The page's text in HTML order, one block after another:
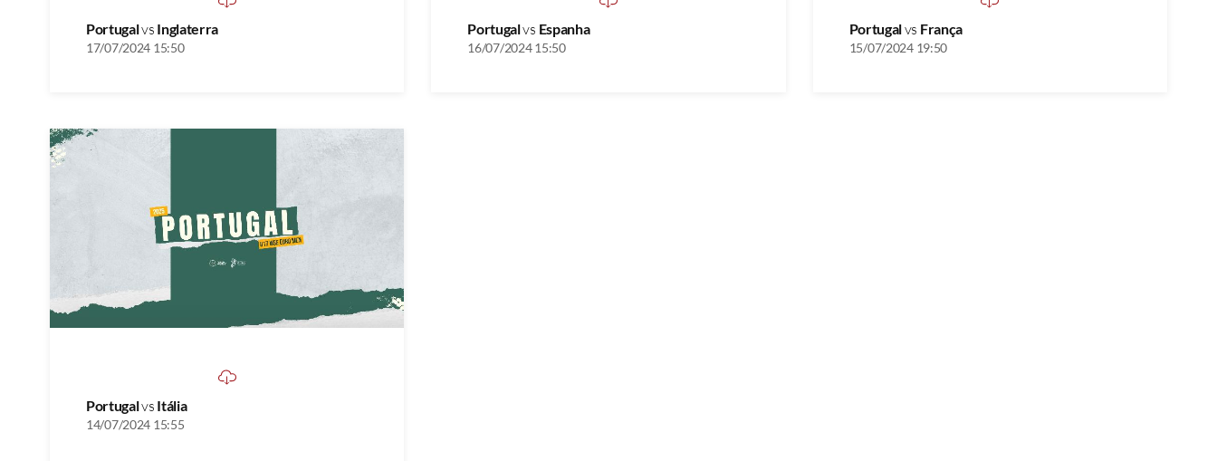
Portugalvs Inglaterra
17/07/2024 15:50
Portugalvs Espanha
16/07/2024 15:50
Portugalvs França
15/07/2024 19:50
Portugalvs Itália
14/07/2024 15:55